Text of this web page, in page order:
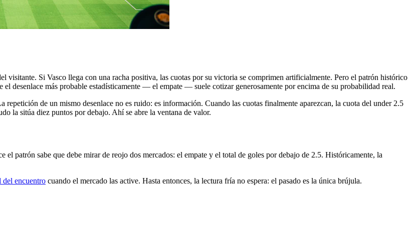
visitante. Si Vasco llega con una racha positiva, las cuotas por su victoria se comprimen artificialmente. Pero el patrón histórico
desenlace más probable estadísticamente — el empate — suele cotizar generosamente por encima de su probabilidad real.
repetición de un mismo desenlace no es ruido: es información. Cuando las cuotas finalmente aparezcan, la cuota del under 2.5
la sitúa diez puntos por debajo. Ahí se abre la ventana de valor.
patrón sabe que debe mirar de reojo dos mercados: el empate y el total de goles por debajo de 2.5. Históricamente, la
del encuentro cuando el mercado las active. Hasta entonces, la lectura fría no espera: el pasado es la única brújula.